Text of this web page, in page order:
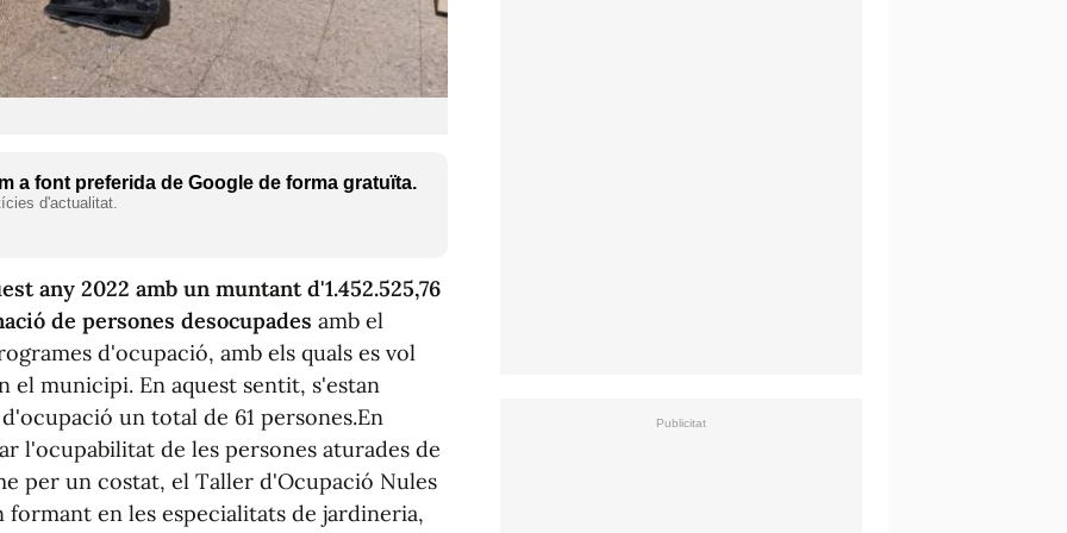
a font preferida de Google de forma gratuïta.
d'actualitat.
any 2022 amb un muntant d'1.452.525,76
de persones desocupades amb el
d'ocupació, amb els quals es vol
el municipi. En aquest sentit, s'estan
un total de 61 persones.En
l'ocupabilitat de les persones aturades de
per un costat, el Taller d'Ocupació Nules
formant en les especialitats de jardineria,